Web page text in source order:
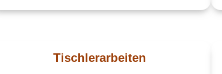
Tischlerarbeiten